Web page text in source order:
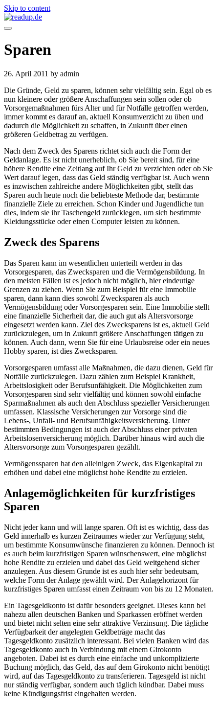
Skip to content
Sparen
26. April 2011 by admin
Die Gründe, Geld zu sparen, können sehr vielfältig sein. Egal ob es
nun kleinere oder größere Anschaffungen sein sollen oder ob
Vorsorgemaßnahmen fürs Alter und für Notfälle getroffen werden,
immer kommt es darauf an, aktuell Konsumverzicht zu üben und
dadurch die Möglichkeit zu schaffen, in Zukunft über einen
größeren Geldbetrag zu verfügen.
Nach dem Zweck des Sparens richtet sich auch die Form der
Geldanlage. Es ist nicht unerheblich, ob Sie bereit sind, für eine
höhere Rendite eine Zeitlang auf Ihr Geld zu verzichten oder ob Sie
Wert darauf legen, dass das Geld ständig verfügbar ist. Auch wenn
es inzwischen zahlreiche andere Möglichkeiten gibt, stellt das
Sparen auch heute noch die beliebteste Methode dar, bestimmte
finanzielle Ziele zu erreichen. Schon Kinder und Jugendliche tun
dies, indem sie ihr Taschengeld zurücklegen, um sich bestimmte
Kleidungsstücke oder einen Computer leisten zu können.
Zweck des Sparens
Das Sparen kann im wesentlichen unterteilt werden in das
Vorsorgesparen, das Zwecksparen und die Vermögensbildung. In
den meisten Fällen ist es jedoch nicht möglich, hier eindeutige
Grenzen zu ziehen. Wenn Sie zum Beispiel für eine Immobilie
sparen, dann kann dies sowohl Zwecksparen als auch
Vermögensbildung oder Vorsorgesparen sein. Eine Immobilie stellt
eine finanzielle Sicherheit dar, die auch gut als Altersvorsorge
eingesetzt werden kann. Ziel des Zwecksparens ist es, aktuell Geld
zurückzulegen, um in Zukunft größere Anschaffungen tätigen zu
können. Auch dann, wenn Sie für eine Urlaubsreise oder ein neues
Hobby sparen, ist dies Zwecksparen.
Vorsorgesparen umfasst alle Maßnahmen, die dazu dienen, Geld für
Notfälle zurückzulegen. Dazu zählen zum Beispiel Krankheit,
Arbeitslosigkeit oder Berufsunfähigkeit. Die Möglichkeiten zum
Vorsorgesparen sind sehr vielfältig und können sowohl einfache
Sparmaßnahmen als auch den Abschluss spezieller Versicherungen
umfassen. Klassische Versicherungen zur Vorsorge sind die
Lebens-, Unfall- und Berufsunfähigkeitsversicherung. Unter
bestimmten Bedingungen ist auch der Abschluss einer privaten
Arbeitslosenversicherung möglich. Darüber hinaus wird auch die
Altersvorsorge zum Vorsorgesparen gezählt.
Vermögenssparen hat den alleinigen Zweck, das Eigenkapital zu
erhöhen und dabei eine möglichst hohe Rendite zu erzielen.
Anlagemöglichkeiten für kurzfristiges
Sparen
Nicht jeder kann und will lange sparen. Oft ist es wichtig, dass das
Geld innerhalb es kurzen Zeitraumes wieder zur Verfügung steht,
um bestimmte Konsumwünsche finanzieren zu können. Dennoch ist
es auch beim kurzfristigen Sparen wünschenswert, eine möglichst
hohe Rendite zu erzielen und dabei das Geld weitgehend sicher
anzulegen. Aus diesem Grunde ist es auch hier sehr bedeutsam,
welche Form der Anlage gewählt wird. Der Anlagehorizont für
kurzfristiges Sparen umfasst einen Zeitraum von bis zu 12 Monaten.
Ein Tagesgeldkonto ist dafür besonders geeignet. Dieses kann bei
nahezu allen deutschen Banken und Sparkassen eröffnet werden
und bietet nicht selten eine sehr attraktive Verzinsung. Die tägliche
Verfügbarkeit der angelegten Geldbeträge macht das
Tagesgeldkonto zusätzlich interessant. Bei vielen Banken wird das
Tagesgeldkonto auch in Verbindung mit einem Girokonto
angeboten. Dabei ist es durch eine einfache und unkomplizierte
Buchung möglich, das Geld, das auf dem Girokonto nicht benötigt
wird, auf das Tagesgeldkonto zu transferieren. Tagesgeld ist nicht
nur ständig verfügbar, sondern auch täglich kündbar. Dabei muss
keine Kündigungsfrist eingehalten werden.